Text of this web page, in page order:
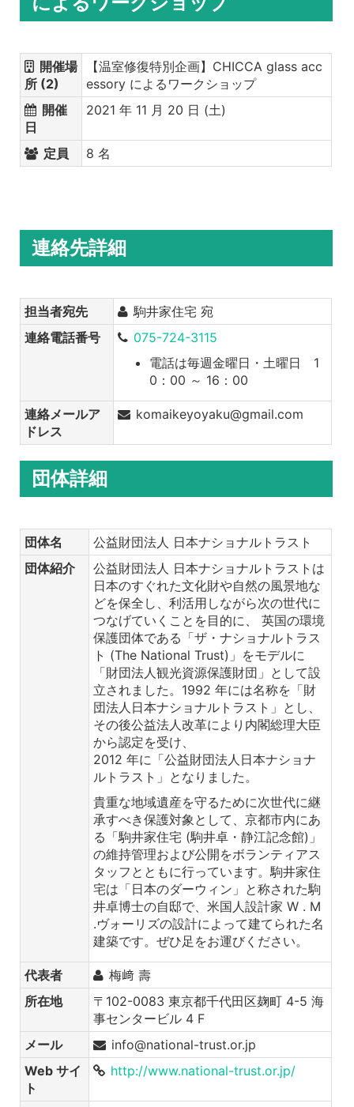
開催場
所 (2)
【温室修復特別企画】CHICCA glass acc
essory によるワークショップ
開催
日
2021 年 11 月 20 日 (土)
定員 8 名
連絡先詳細
担当者宛先
駒井家住宅 宛
連絡電話番号
075-724-3115
電話は毎週金曜日・土曜日 1
0：00 ～ 16：00
連絡メールア
ドレス
komaikeyoyaku@gmail.com
団体詳細
団体名
公益財団法人 日本ナショナルトラスト
団体紹介
公益財団法人 日本ナショナルトラストは
日本のすぐれた文化財や自然の風景地な
どを保全し、利活用しながら次の世代に
つなげていくことを目的に、 英国の環境
保護団体である「ザ・ナショナルトラス
ト (The National Trust)」をモデルに
「財団法人観光資源保護財団」として設
立されました。1992 年には名称を「財
団法人日本ナショナルトラスト」とし、
その後公益法人改革により内閣総理大臣
から認定を受け、
2012 年に「公益財団法人日本ナショナ
ルトラスト」となりました。
貴重な地域遺産を守るために次世代に継
承すべき保護対象として、京都市内にあ
る「駒井家住宅 (駒井卓・静江記念館)」
の維持管理および公開をボランティアス
タッフとともに行っています。駒井家住
宅は「日本のダーウィン」と称された駒
井卓博士の自邸で、米国人設計家 W . M
.ヴォーリズの設計によって建てられた名
建築です。ぜひ足をお運びください。
代表者
梅﨑 壽
所在地
〒102-0083 東京都千代田区麹町 4-5 海
事センタービル 4 F
メール
info@national-trust.or.jp
Web サイ
ト
http://www.national-trust.or.jp/